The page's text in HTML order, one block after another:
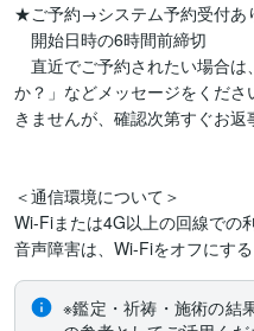
★ご予約→システム予約受付あ
開始日時の6時間前締切
直近でご予約されたい場合は
か？」などメッセージをくだ
きませんが、確認次第すぐお
＜通信環境について＞
Wi-Fiまたは4G以上の回線での
※鑑定・祈祷・施術の結